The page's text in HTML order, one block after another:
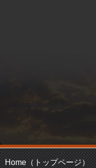
Home（トップページ）